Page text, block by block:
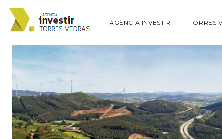
AGÊNCIA INVESTIR TORRES